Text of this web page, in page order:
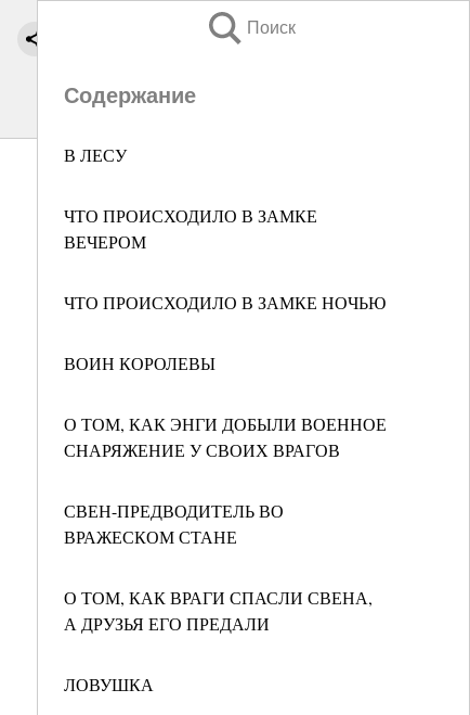
Поиск
Содержание
В ЛЕСУ
ЧТО ПРОИСХОДИЛО В ЗАМКЕ
ВЕЧЕРОМ
ЧТО ПРОИСХОДИЛО В ЗАМКЕ НОЧЬЮ
ВОИН КОРОЛЕВЫ
О ТОМ, КАК ЭНГИ ДОБЫЛИ ВОЕННОЕ
СНАРЯЖЕНИЕ У СВОИХ ВРАГОВ
СВЕН-ПРЕДВОДИТЕЛЬ ВО
ВРАЖЕСКОМ СТАНЕ
О ТОМ, КАК ВРАГИ СПАСЛИ СВЕНА,
А ДРУЗЬЯ ЕГО ПРЕДАЛИ
ЛОВУШКА